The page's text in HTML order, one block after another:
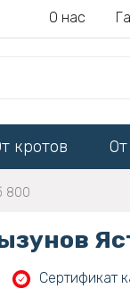
О нас
кротов
800
Сертификат